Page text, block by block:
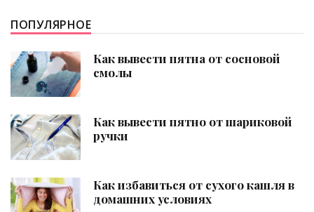
ПОПУЛЯРНОЕ
Как вывести пятна от сосновой
смолы
Как вывести пятно от шариковой
ручки
Как избавиться от сухого кашля в
домашних условиях